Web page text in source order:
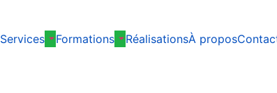
Services Formations RéalisationsÀ propos